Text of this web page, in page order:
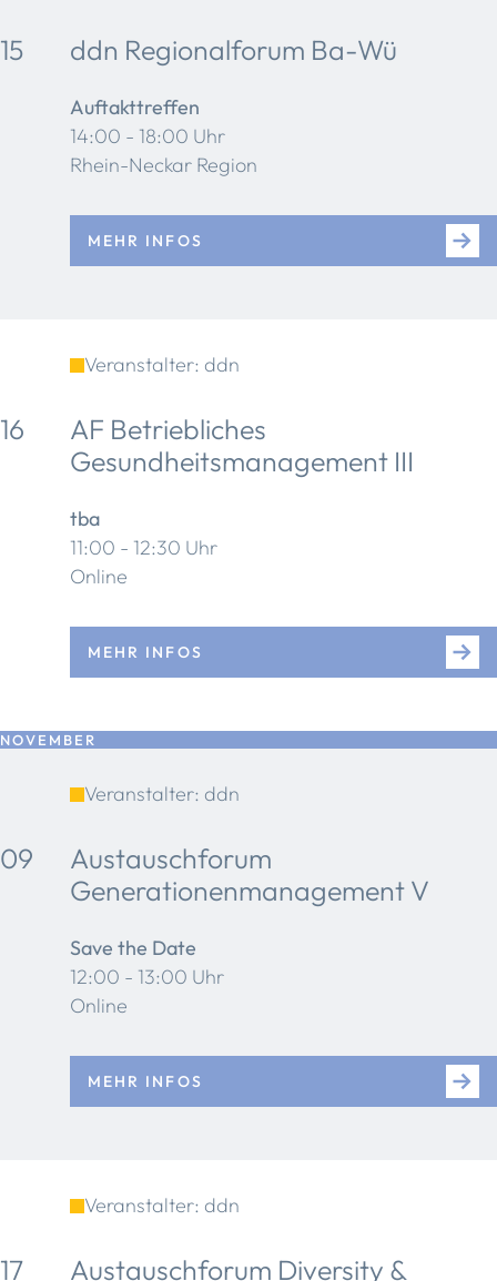
15 ddn Regionalforum Ba-Wü
Auftakttreffen
14:00 - 18:00 Uhr
Rhein-Neckar Region
MEHR INFOS
Veranstalter: ddn
16
AF Betriebliches
Gesundheitsmanagement III
tba
11:00 - 12:30 Uhr
Online
MEHR INFOS
NOVEMBER
Veranstalter: ddn
09
Austauschforum
Generationenmanagement V
Save the Date
12:00 - 13:00 Uhr
Online
MEHR INFOS
Veranstalter: ddn
17 Austauschforum Diversity &